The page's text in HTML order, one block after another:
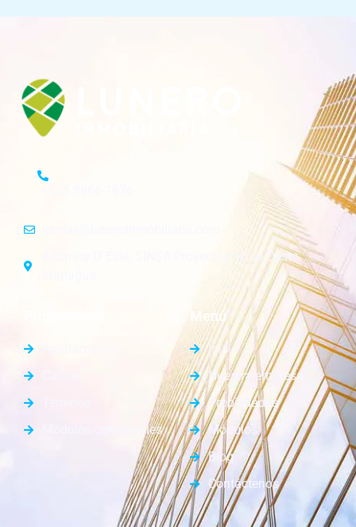
Altamira D´Este, SINSA Proyectos 1c. al Oeste.
Módulos comerciales
Menú
Inicio
Nuestra empresa
Propiedades
Módulos
Blog
Contáctenos